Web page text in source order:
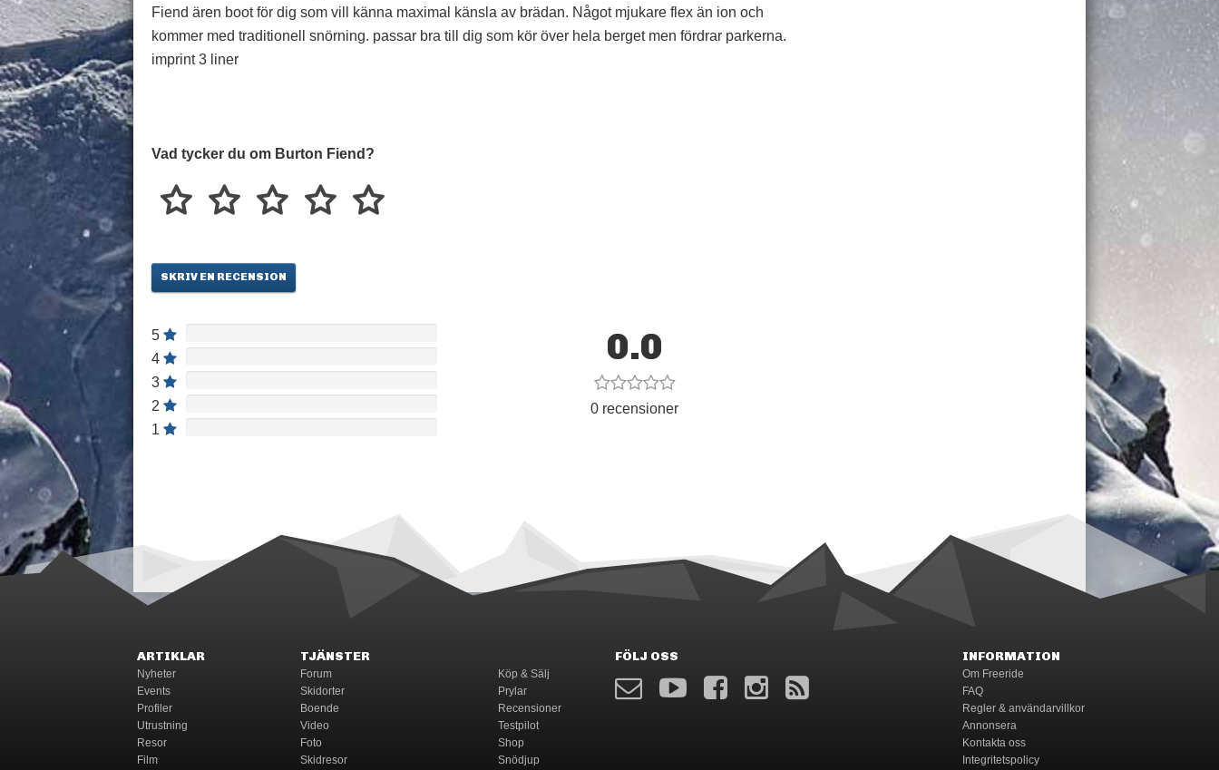
Fiend ären boot för dig som vill känna maximal känsla av brädan. Något mjukare flex än ion och
kommer med traditionell snörning. passar bra till dig som kör över hela berget men fördrar parkerna.
imprint 3 liner
Vad tycker du om Burton Fiend?
SKRIV EN RECENSION
5
4
3
2
1
0.0
0 recensioner
ARTIKLAR
Nyheter
Events
Profiler
Utrustning
Resor
Film
TJÄNSTER
Forum
Skidorter
Boende
Video
Foto
Skidresor
Köp & Sälj
Prylar
Recensioner
Testpilot
Shop
Snödjup
FÖLJ OSS INFORMATION
Om Freeride
FAQ
Regler & användarvillkor
Annonsera
Kontakta oss
Integritetspolicy